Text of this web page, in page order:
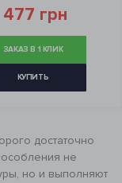
477 грн
ЗАКАЗ В 1 КЛИК
КУПИТЬ
достаточно
не
но и выполняют